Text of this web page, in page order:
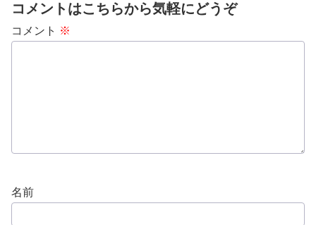
コメントはこちらから気軽にどうぞ
コメント ※
名前